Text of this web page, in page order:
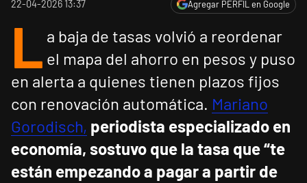
22-04-2026 13:37 Agregar PERFIL en Google
L a baja de tasas volvió a reordenar
el mapa del ahorro en pesos y puso
en alerta a quienes tienen plazos fijos
con renovación automática. Mariano
Gorodisch, periodista especializado en
economía, sostuvo que la tasa que “te
están empezando a pagar a partir de